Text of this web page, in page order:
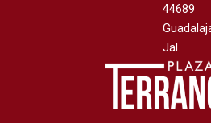
44689
Jal.